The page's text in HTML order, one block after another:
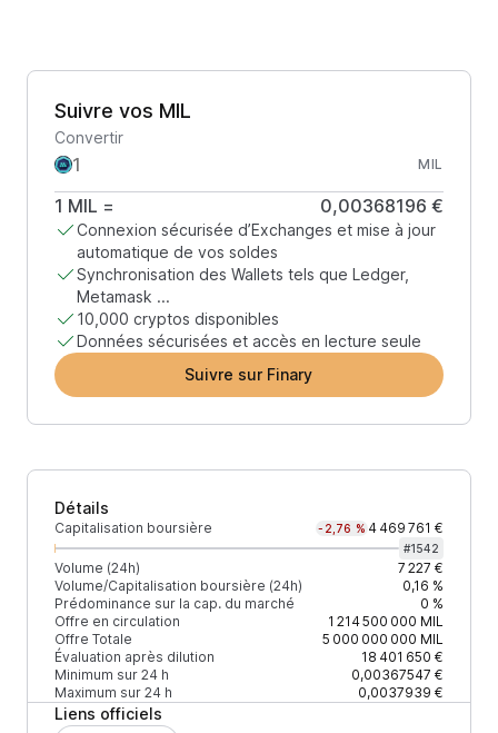
Suivre vos MIL
Convertir
MIL
1 MIL = 0,00368196 €
Connexion sécurisée d’Exchanges et mise à jour
automatique de vos soldes
Synchronisation des Wallets tels que Ledger,
Metamask ...
10,000 cryptos disponibles
Données sécurisées et accès en lecture seule
Suivre sur Finary
Détails
Capitalisation boursière -2,76 % 4 469 761 €
#1542
Volume (24h)
7 227 €
Volume/Capitalisation boursière (24h)
0,16 %
Prédominance sur la cap. du marché
0 %
Offre en circulation
1 214 500 000 MIL
Offre Totale
5 000 000 000 MIL
Évaluation après dilution
18 401 650 €
Minimum sur 24 h
0,00367547 €
Maximum sur 24 h
0,0037939 €
Liens officiels